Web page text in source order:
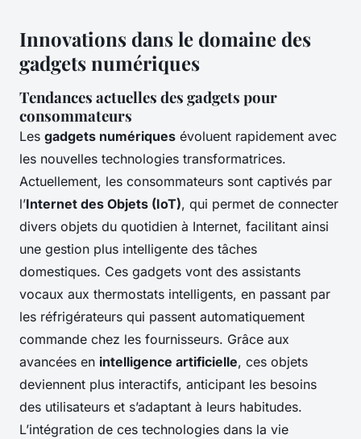
Innovations dans le domaine des
gadgets numériques
Tendances actuelles des gadgets pour
consommateurs
Les gadgets numériques évoluent rapidement avec
les nouvelles technologies transformatrices.
Actuellement, les consommateurs sont captivés par
l’Internet des Objets (IoT), qui permet de connecter
divers objets du quotidien à Internet, facilitant ainsi
une gestion plus intelligente des tâches
domestiques. Ces gadgets vont des assistants
vocaux aux thermostats intelligents, en passant par
les réfrigérateurs qui passent automatiquement
commande chez les fournisseurs. Grâce aux
avancées en intelligence artificielle, ces objets
deviennent plus interactifs, anticipant les besoins
des utilisateurs et s’adaptant à leurs habitudes.
L’intégration de ces technologies dans la vie